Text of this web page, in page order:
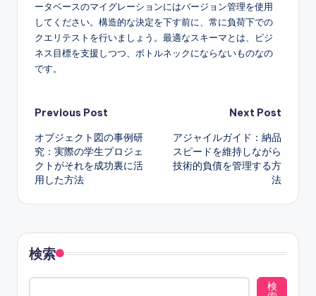
ータベースのマイグレーションにはバージョン管理を使用
してください。構造的な決定を下す前に、常に負荷下での
クエリテストを行いましょう。最適なスキーマとは、ビジ
ネス目標を支援しつつ、ボトルネックにならないものなの
です。
Post
navigation
Previous Post
オブジェクト図の事例研
究：実際の学生プロジェ
クトがそれを成功裏に活
用した方法
Next Post
アジャイルガイド：納品
スピードを維持しながら
技術的負債を管理する方
法
検索
検